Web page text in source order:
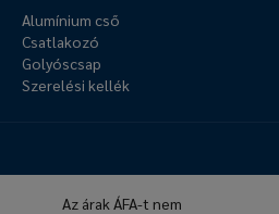
Alumínium cső
Csatlakozó
Golyóscsap
Szerelési kellék
Az árak ÁFA-t nem